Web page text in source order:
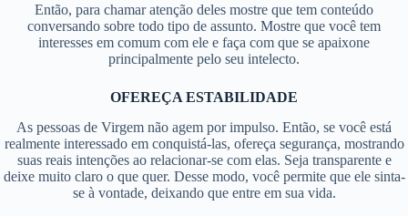
Então, para chamar atenção deles mostre que tem conteúdo
conversando sobre todo tipo de assunto. Mostre que você tem
interesses em comum com ele e faça com que se apaixone
principalmente pelo seu intelecto.
OFEREÇA ESTABILIDADE
As pessoas de Virgem não agem por impulso. Então, se você está
realmente interessado em conquistá-las, ofereça segurança, mostrando
suas reais intenções ao relacionar-se com elas. Seja transparente e
deixe muito claro o que quer. Desse modo, você permite que ele sinta-
se à vontade, deixando que entre em sua vida.